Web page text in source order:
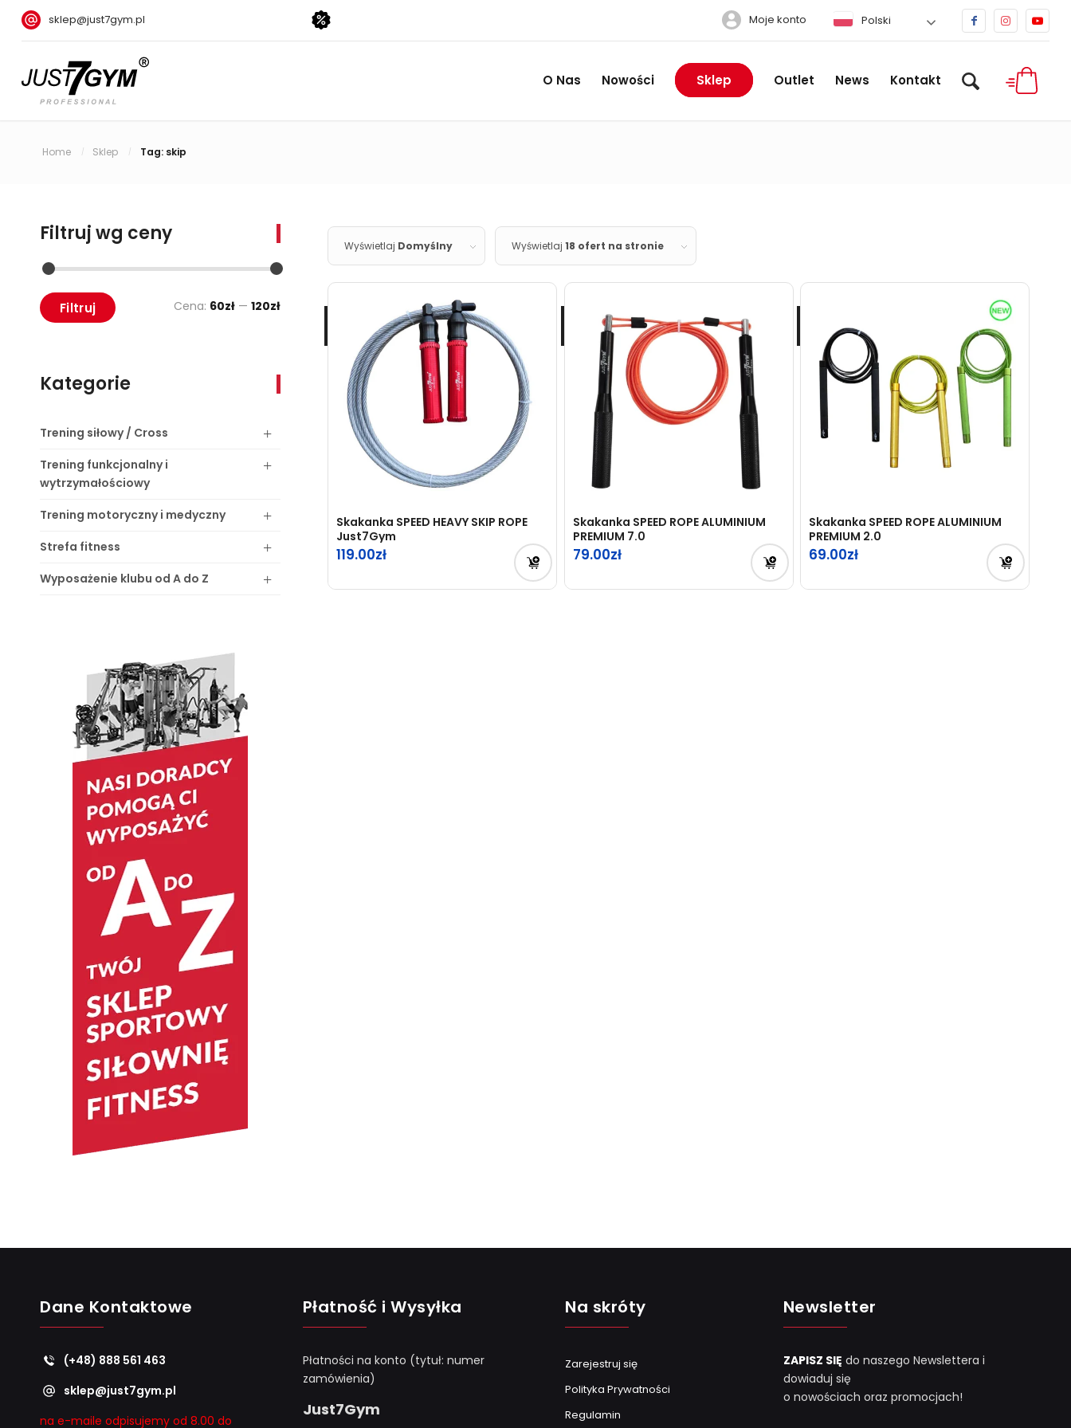
sklep@just7gym.pl Moje konto Polski
O Nas Nowości Sklep Outlet News Kontakt
Home / Sklep / Tag: skip
Wyświetlaj Domyślny Wyświetlaj 18 ofert na stronie
Skakanka SPEED HEAVY SKIP ROPE
Just7Gym
119.00
Skakanka SPEED ROPE ALUMINIUM
PREMIUM 7.0
79.00
Skakanka SPEED ROPE ALUMINIUM
PREMIUM 2.0
69.00
Filtruj wg ceny
Filtruj Cena: 60zł — 120zł
Kategorie
Trening siłowy / Cross
Trening funkcjonalny i
wytrzymałościowy
Trening motoryczny i medyczny
Strefa fitness
Wyposażenie klubu od A do Z
Dane Kontaktowe
(+48) 888 561 463
sklep@just7gym.pl
na e-maile odpisujemy od 8.00 do
Płatność i Wysyłka
Płatności na konto (tytuł: numer
zamówienia)
Just7Gym
Na skróty
Zarejestruj się
Polityka Prywatności
Regulamin
Newsletter
ZAPISZ SIĘ do naszego Newslettera i
dowiaduj się
o nowościach oraz promocjach!